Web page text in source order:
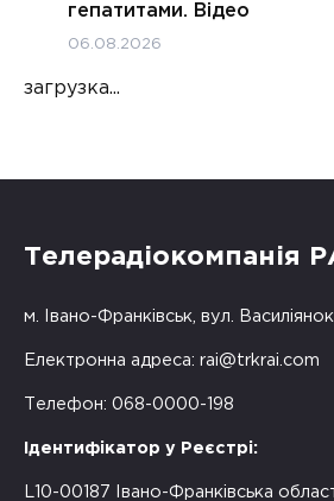
гепатитами. Відео
06.08.2026
загрузка...
Телерадіокомпанія
м. Івано-Франківськ, вул.
Електронна адреса: rai@trkrai.com
Телефон: 068-0000-198
Ідентифікатор у Реєстрі:
L10-00187 Івано-Франківська